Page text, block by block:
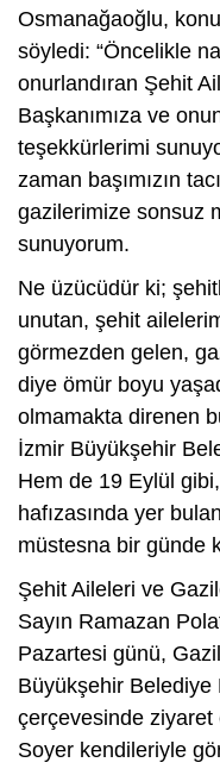
Osmanağaoğlu,
söyledi: “Öncelikle
onurlandıran Şehit
Başkanımıza ve
teşekkürlerimi
zaman başımızın
gazilerimize sonsuz
sunuyorum.
Ne üzücüdür ki;
unutan, şehit
görmezden gelen,
diye ömür boyu
olmamakta direnen
İzmir Büyükşehir
Hem de 19 Eylül
hafızasında yer
müstesna bir günde
Şehit Aileleri ve
Sayın Ramazan
Pazartesi günü,
Büyükşehir Belediye
çerçevesinde
Soyer kendileriyle